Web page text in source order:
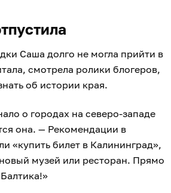
Саша долго не могла прийти в
смотрела ролики блогеров,
об истории края.
о городах на северо-западе
она. — Рекомендации в
«купить билет в Калининград»,
музей или ресторан. Прямо